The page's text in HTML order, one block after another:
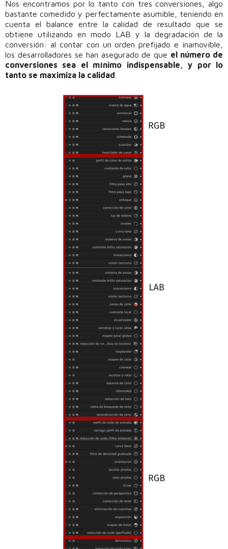
Nos encontramos por lo tanto con tres conversiones, algo
bastante comedido y perfectamente asumible, teniendo en
cuenta el balance entre la calidad de resultado que se
obtiene utilizando en modo LAB y la degradación de la
conversión: al contar con un orden prefijado e inamovible,
los desarrolladores se han asegurado de que el número de
conversiones sea el mínimo indispensable, y por lo
tanto se maximiza la calidad